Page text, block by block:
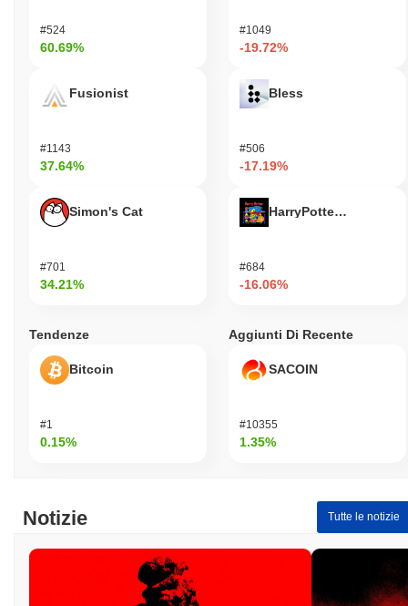
#524
60.69%
Fusionist
#1143
37.64%
Simon's Cat
#701
34.21%
#1049
-19.72%
Bless
#506
-17.19%
#684
-16.06%
Tendenze
Bitcoin
#1
0.15%
Aggiunti Di Recente
SACOIN
#10355
1.35%
Notizie Tutte le notizie